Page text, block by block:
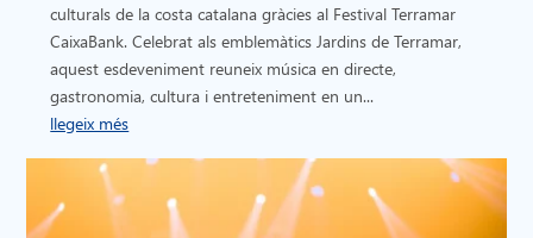
culturals de la costa catalana gràcies al Festival Terramar
CaixaBank. Celebrat als emblemàtics Jardins de Terramar,
aquest esdeveniment reuneix música en directe,
gastronomia, cultura i entreteniment en un...
llegeix més